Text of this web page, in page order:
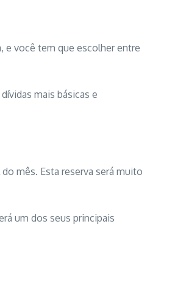
e você tem que escolher entre
mais básicas e
mês. Esta reserva será muito
um dos seus principais